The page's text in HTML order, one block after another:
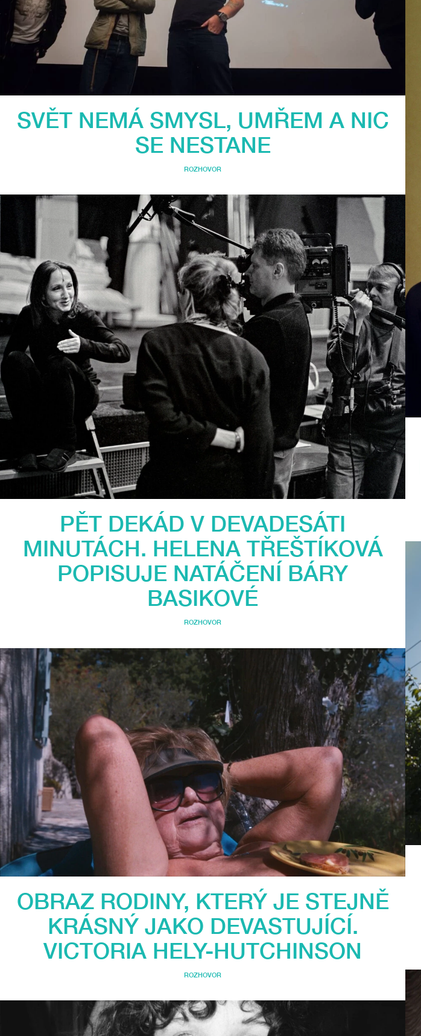
SVĚT NEMÁ SMYSL, UMŘEM A NIC
SE NESTANE
ROZHOVOR
PĚT DEKÁD V DEVADESÁTI
MINUTÁCH. HELENA TŘEŠTÍKOVÁ
POPISUJE NATÁČENÍ BÁRY
BASIKOVÉ
ROZHOVOR
OBRAZ RODINY, KTERÝ JE STEJNĚ
KRÁSNÝ JAKO DEVASTUJÍCÍ.
VICTORIA HELY-HUTCHINSON
ROZHOVOR